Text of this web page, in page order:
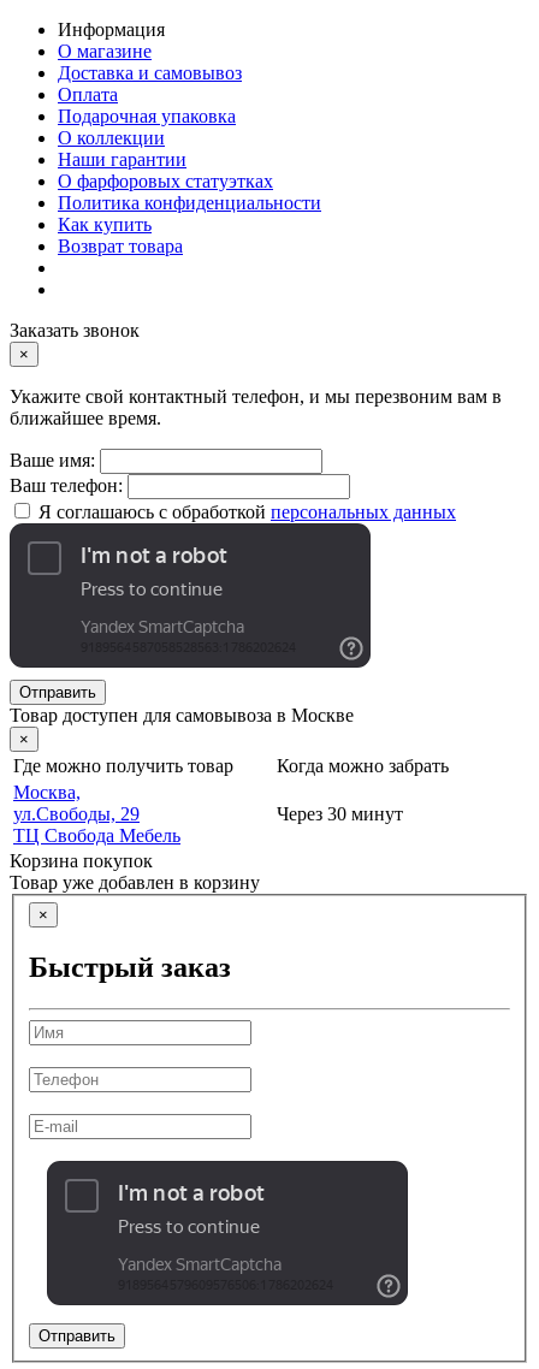
Информация
О магазине
Доставка и самовывоз
Оплата
Подарочная упаковка
О коллекции
Наши гарантии
О фарфоровых статуэтках
Политика конфиденциальности
Как купить
Возврат товара
Заказать звонок
×
Укажите свой контактный телефон, и мы перезвоним вам в
ближайшее время.
Ваше имя:
Ваш телефон:
Я соглашаюсь с обработкой персональных данных
Отправить
Товар доступен для самовывоза в Москве
×
Где можно получить товар
Когда можно забрать
Москва,
ул.Свободы, 29
ТЦ Свобода Мебель
Через 30 минут
Корзина покупок
Товар уже добавлен в корзину
×
Быстрый заказ
Отправить